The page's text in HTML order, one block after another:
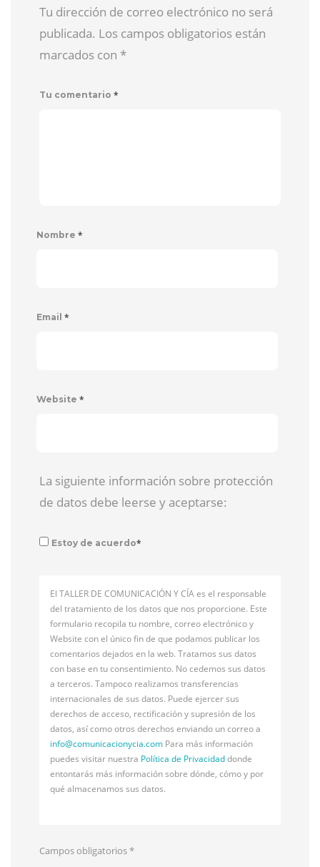
Tu dirección de correo electrónico no será
publicada. Los campos obligatorios están
marcados con *
Tu comentario *
Nombre *
Email *
Website *
La siguiente información sobre protección
de datos debe leerse y aceptarse:
Estoy de acuerdo*
El TALLER DE COMUNICACIÓN Y CÍA es el responsable
del tratamiento de los datos que nos proporcione. Este
formulario recopila tu nombre, correo electrónico y
Website con el único fin de que podamos publicar los
comentarios dejados en la web. Tratamos sus datos
con base en tu consentimiento. No cedemos sus datos
a terceros. Tampoco realizamos transferencias
internacionales de sus datos. Puede ejercer sus
derechos de acceso, rectificación y supresión de los
datos, así como otros derechos enviando un correo a
info@comunicacionycia.com Para más información
puedes visitar nuestra Política de Privacidaddonde
entontarás más información sobre dónde, cómo y por
qué almacenamos sus datos.
Campos obligatorios*